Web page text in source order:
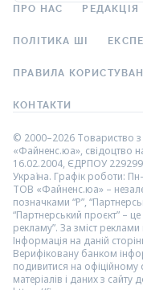
ПРО НАС РЕДАКЦІЯ
ПОЛІТИКА ШІ
ПРАВИЛА
КОНТАКТИ
© 2000–2026 Товариство
«Файненс.юа», свідоцтво
16.02.2004, ЄДРПОУ
Україна. Графік роботи:
ТОВ «Файненс.юа» –
позначками “Р”,
“Партнерський проєкт” –
рекламу”. За зміст
Інформація на даній
Верифіковану банком
подивитися на офіційному
матеріалів і даних з сайту